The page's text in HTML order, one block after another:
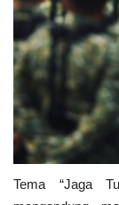
Olahraga
Ekonomi
TNI & POLRI
Mabes TNI AD
Tema “Jaga